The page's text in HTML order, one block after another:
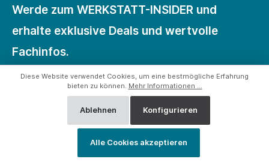
Werde zum WERKSTATT-INSIDER und
erhalte exklusive Deals und wertvolle
Fachinfos.
Anmelden
Für den Versand unserer Newsletter nutzen wir
Diese Website verwendet Cookies, um eine bestmögliche Erfahrung
bieten zu können. Mehr Informationen ...
Ablehnen Konfigurieren
Alle Cookies akzeptieren